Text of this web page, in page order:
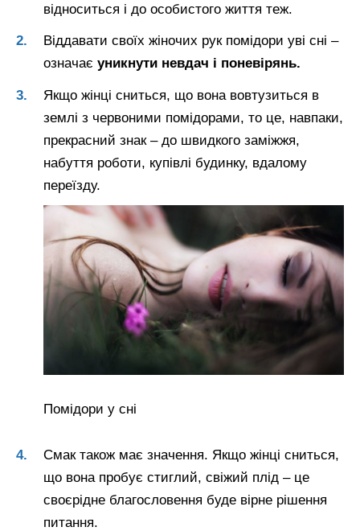
відноситься і до особистого життя теж.
Віддавати своїх жіночих рук помідори уві сні –
означає уникнути невдач і поневірянь.
Якщо жінці сниться, що вона вовтузиться в
землі з червоними помідорами, то це, навпаки,
прекрасний знак – до швидкого заміжжя,
набуття роботи, купівлі будинку, вдалому
переїзду.
Помідори у сні
Смак також має значення. Якщо жінці сниться,
що вона пробує стиглий, свіжий плід – це
своєрідне благословення буде вірне рішення
питання.